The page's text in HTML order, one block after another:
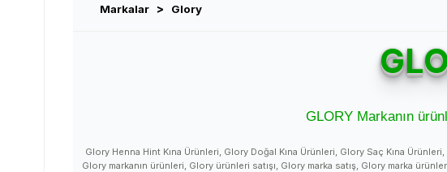
Markalar > Glory
GLORY Markanın
Glory Henna Hint Kına Ürünleri, Glory Doğal Kına Ürünleri, Glory Saç Kına
Glory markanın ürünleri, Glory ürünleri satışı, Glory marka satış, Glory marka